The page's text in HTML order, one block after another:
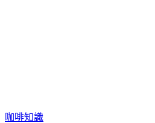
咖啡知識